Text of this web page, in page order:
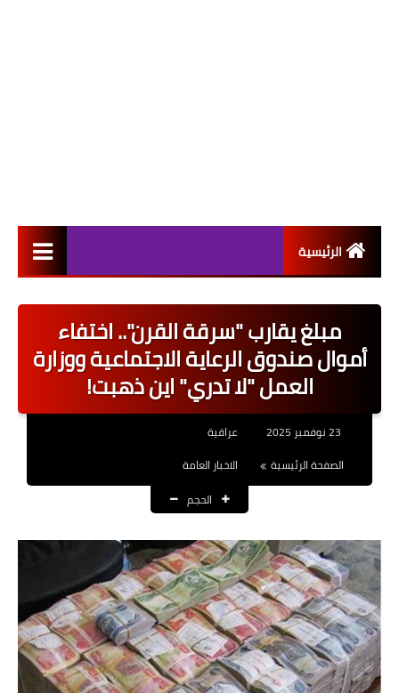
الرئيسية
اخبار القطاع العام
اخبار القطاع الخاص
نتائج التعيينات
الرواتب والقروض
الرواتب
القروض والسلف
المنح المالية
قطع الاراضي
مبلغ يقارب "سرقة القرن".. اختفاء
أموال صندوق الرعاية الاجتماعية ووزارة
العمل "لا تدري" اين ذهبت!
عراقية
الصفحة الرئيسية
الاخبار العامة
الحجم